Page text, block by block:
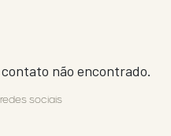
não encontrado.
sociais